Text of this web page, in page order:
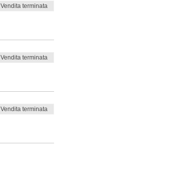
Vendita terminata
Vendita terminata
Vendita terminata